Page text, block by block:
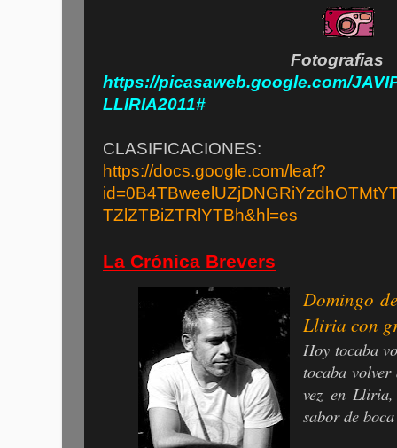
https://picasaweb.google.com/
LLIRIA2011#
CLASIFICACIONES:
https://docs.google.com/leaf?
TZlZTBiZTRlYTBh&hl=es
La Crónica Brevers
Domingo
Lliria con
Hoy tocaba
tocaba volver
vez en
sabor de